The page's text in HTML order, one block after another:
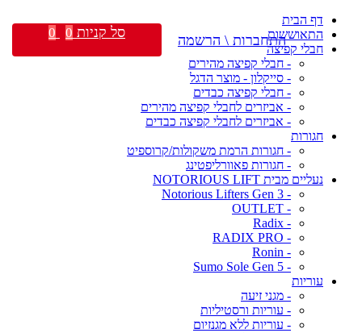
דף הבית
התאוששות
חבלי קפיצה
- חבלי קפיצה מהירים
- סייקלון - מוצר הדגל
- חבלי קפיצה כבדים
- אביזרים לחבלי קפיצה מהירים
- אביזרים לחבלי קפיצה כבדים
חגורות
- חגורות הרמת משקולות/קרוספיט
- חגורות פאוורליפטינג
נעליים מבית NOTORIOUS LIFT
- Notorious Lifters Gen 3
- OUTLET
- Radix
- RADIX PRO
- Ronin
- Sumo Sole Gen 5
עוריות
- מגני זיעה
- עוריות ורסטיליות
- עוריות ללא מגנזיום
התחברות \ הרשמה סל קניות 0
0